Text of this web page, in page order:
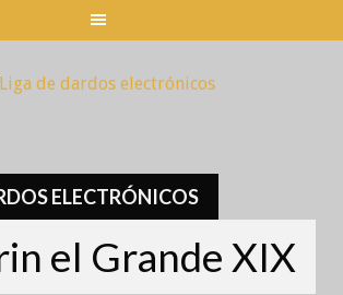
ELECTRÓNICOS
el Grande XIX